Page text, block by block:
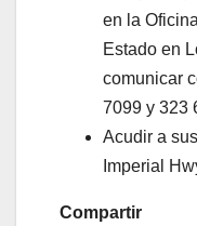
en la
Estado en
comunicar
7099 y 323
Acudir a
Imperial
Compartir